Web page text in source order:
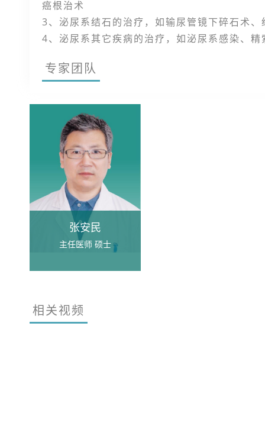
癌根治术
3、泌尿系结石的治疗，如输尿管镜下碎石术
4、泌尿系其它疾病的治疗，如泌尿系感染、
专家团队
张安民
主任医师 硕士
相关视频